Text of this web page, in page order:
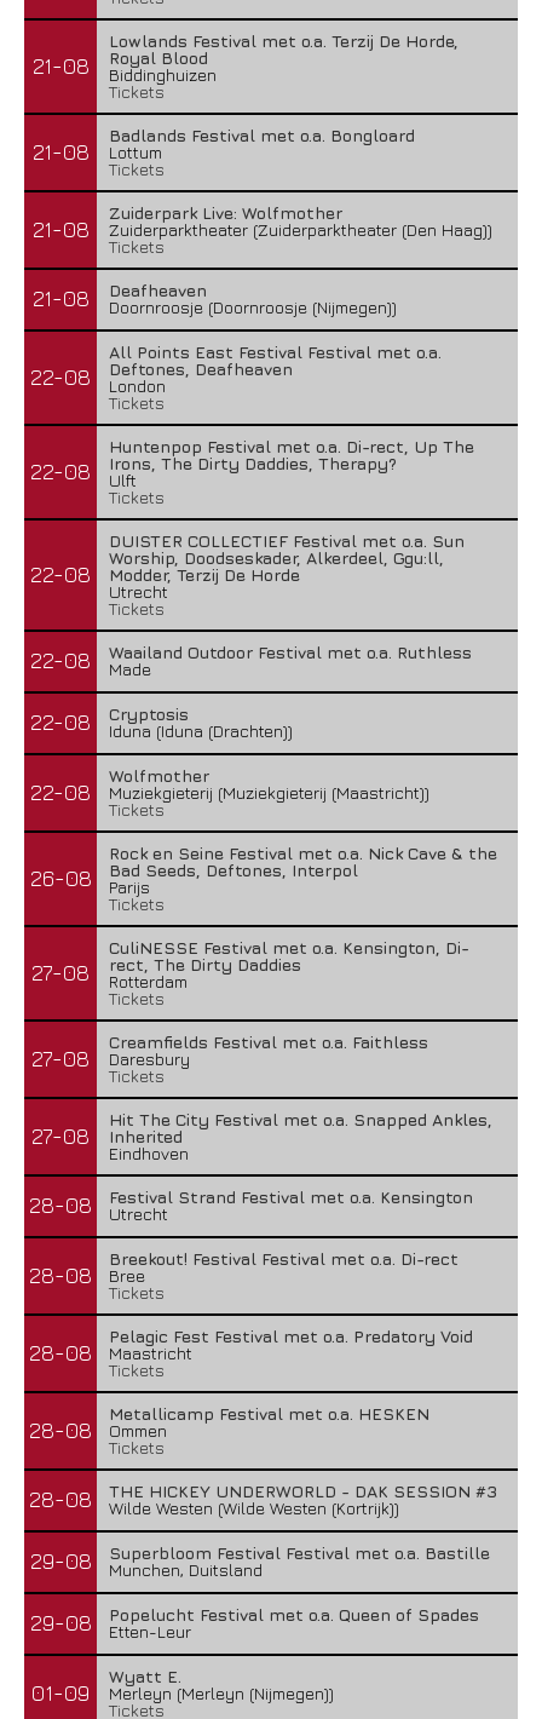
21-08
Lowlands Festival met o.a. Terzij De Horde,
Royal Blood
Biddinghuizen
Tickets
21-08
Badlands Festival met o.a. Bongloard
Lottum
Tickets
21-08
Zuiderpark Live: Wolfmother
Zuiderparktheater (Zuiderparktheater (Den Haag))
Tickets
21-08
Deafheaven
Doornroosje (Doornroosje (Nijmegen))
22-08
All Points East Festival Festival met o.a.
Deftones, Deafheaven
London
Tickets
22-08
Huntenpop Festival met o.a. Di-rect, Up The
Irons, The Dirty Daddies, Therapy?
Ulft
Tickets
22-08
DUISTER COLLECTIEF Festival met o.a. Sun
Worship, Doodseskader, Alkerdeel, Ggu:ll,
Modder, Terzij De Horde
Utrecht
Tickets
22-08
Waailand Outdoor Festival met o.a. Ruthless
Made
22-08
Cryptosis
Iduna (Iduna (Drachten))
22-08
Wolfmother
Muziekgieterij (Muziekgieterij (Maastricht))
Tickets
26-08
Rock en Seine Festival met o.a. Nick Cave & the
Bad Seeds, Deftones, Interpol
Parijs
Tickets
27-08
CuliNESSE Festival met o.a. Kensington, Di-
rect, The Dirty Daddies
Rotterdam
Tickets
27-08
Creamfields Festival met o.a. Faithless
Daresbury
Tickets
27-08
Hit The City Festival met o.a. Snapped Ankles,
Inherited
Eindhoven
28-08
Festival Strand Festival met o.a. Kensington
Utrecht
28-08
Breekout! Festival Festival met o.a. Di-rect
Bree
Tickets
28-08
Pelagic Fest Festival met o.a. Predatory Void
Maastricht
Tickets
28-08
Metallicamp Festival met o.a. HESKEN
Ommen
Tickets
28-08
THE HICKEY UNDERWORLD - DAK SESSION #3
Wilde Westen (Wilde Westen (Kortrijk))
29-08
Superbloom Festival Festival met o.a. Bastille
Munchen, Duitsland
29-08
Popelucht Festival met o.a. Queen of Spades
Etten-Leur
01-09
Wyatt E.
Merleyn (Merleyn (Nijmegen))
Tickets